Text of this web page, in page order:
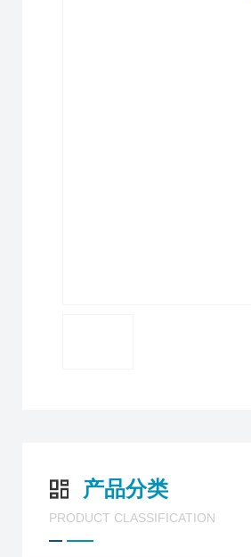
产品分类
PRODUCT CLASSIFICATION